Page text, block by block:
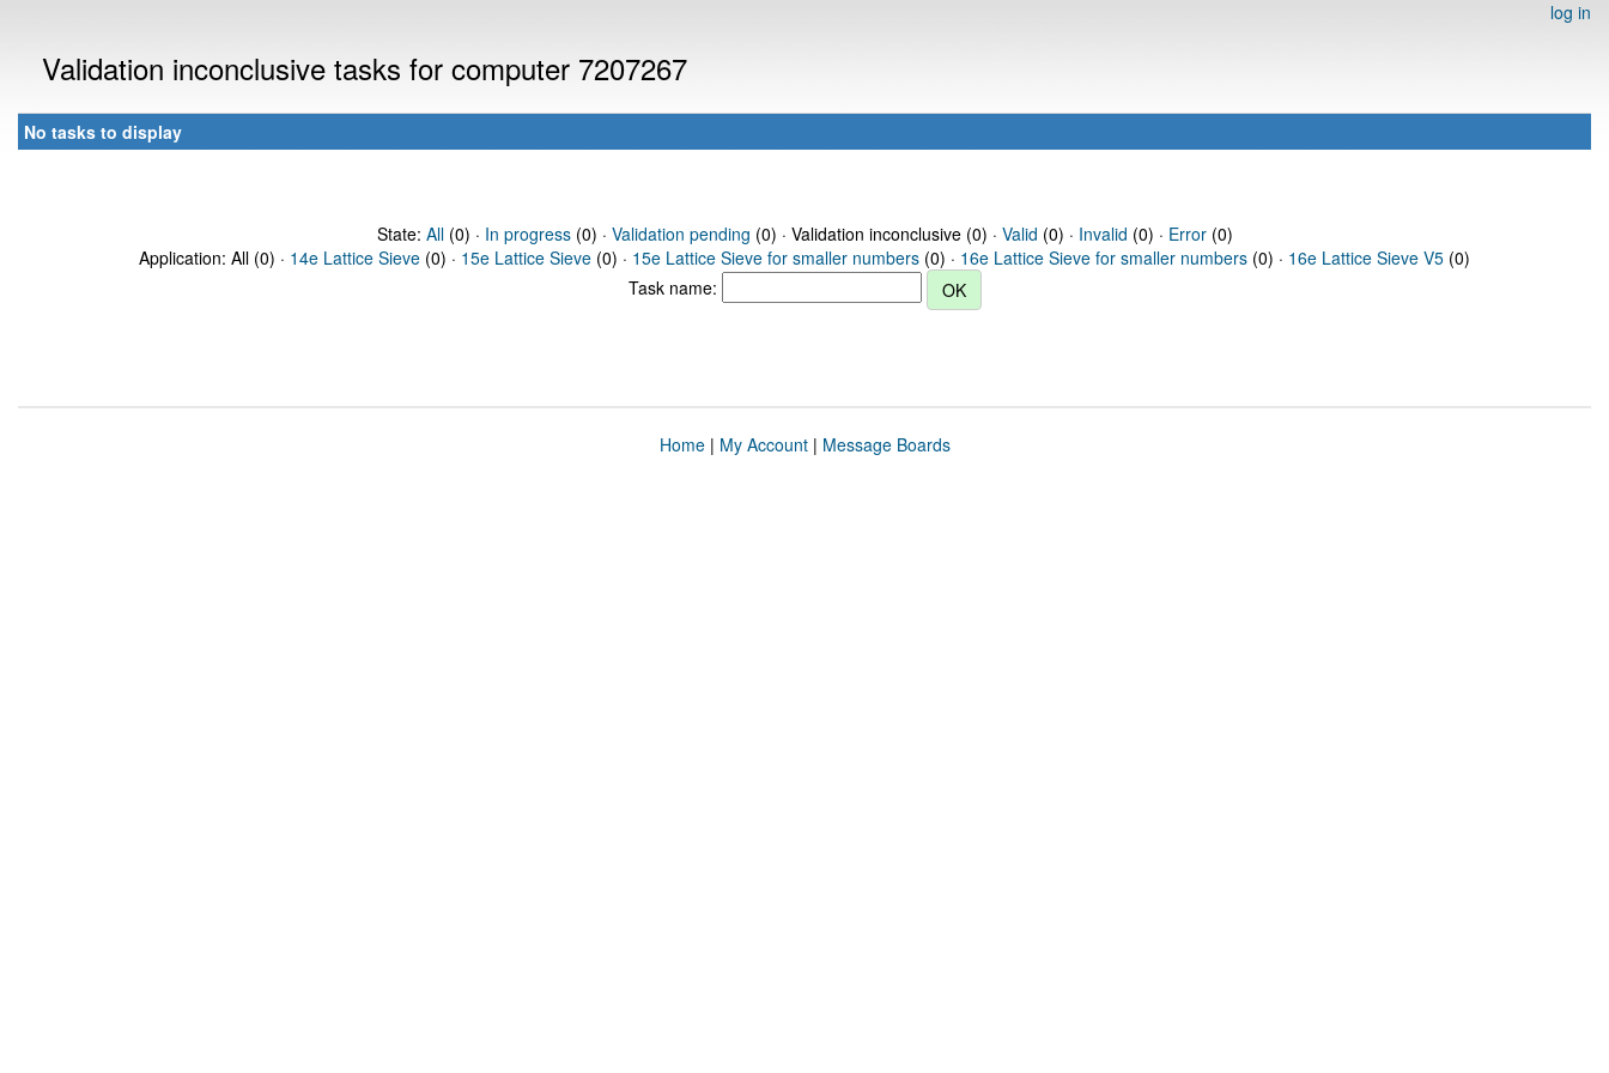
log in
Validation inconclusive tasks for computer 7207267
No tasks to display
State: All(0) · In progress(0) · Validation pending (0) · Validation inconclusive (0) · Valid (0) · Invalid (0) · Error(0)
Application: All (0) · 14e Lattice Sieve (0) · 15e Lattice Sieve (0) · 15e Lattice Sieve for smaller numbers (0) · 16e Lattice Sieve for smaller numbers (0) · 16e Lattice Sieve V5 (0)
Task name:
Home| My Account| Message Boards